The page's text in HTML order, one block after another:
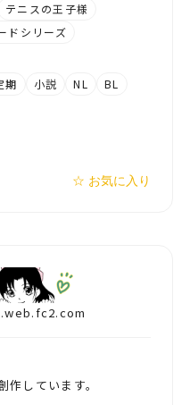
テニスの王子様
ドシリーズ
期 小説 NL
BL
☆ お気に入り
しています。